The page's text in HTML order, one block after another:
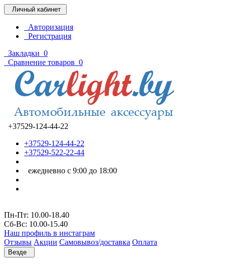
Личный кабинет
Авторизация
Регистрация
Закладки 0
Сравнение товаров 0
+37529-124-44-22
+37529-124-44-22
+37529-522-22-44
ежедневно с 9:00 до 18:00
Пн-Пт: 10.00-18.40
Cб-Вс: 10.00-15.40
Наш профиль в инстаграм
Отзывы Акции Самовывоз/доставка Оплата
Везде